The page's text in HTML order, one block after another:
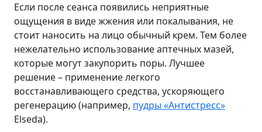
Если после сеанса появились неприятные
ощущения в виде жжения или покалывания, не
стоит наносить на лицо обычный крем. Тем более
нежелательно использование аптечных мазей,
которые могут закупорить поры. Лучшее
решение – применение легкого
восстанавливающего средства, ускоряющего
регенерацию (например, пудры «Антистресс»
Elseda).